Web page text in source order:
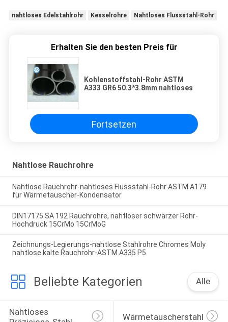
nahtloses Edelstahlrohr Kesselrohre Nahtloses Flussstahl-Rohr
Erhalten Sie den besten Preis für
Kohlenstoffstahl-Rohr ASTM
A333 GR6 50.3*3.8mm nahtloses
Fortsetzen
Nahtlose Rauchrohre
Nahtlose Rauchrohr-nahtloses Flussstahl-Rohr ASTM A179
für Wärmetauscher-Kondensator
DIN17175 SA 192 Rauchrohre, nahtloser schwarzer Rohr-
Hochdruck 15CrMo 15CrMoG
Zeichnungs-Legierungs-nahtlose Stahlrohre Chromes Moly
nahtlose kalte Rauchrohr-ASTM A335 P5
Beliebte Kategorien Alle
Nahtloses
Wärmetauscherstahlrohr